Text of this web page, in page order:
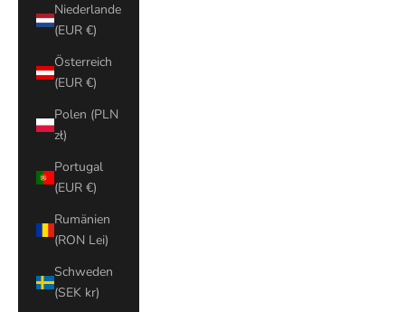
Niederlande
(EUR €)
Österreich
(EUR €)
Polen (PLN
zł)
Portugal
(EUR €)
Rumänien
(RON Lei)
Schweden
(SEK kr)